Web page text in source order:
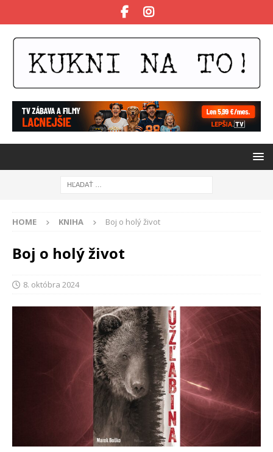
HOME KNIHA Boj o holý život
Boj o holý život
8. októbra 2024